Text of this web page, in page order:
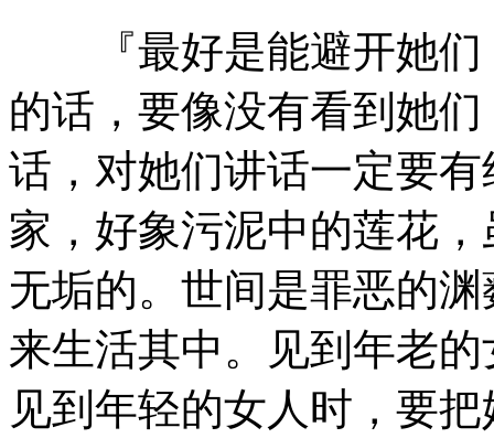
『最好是能避开她们
的话，要像没有看到她
话，对她们讲话一定要
家，好象污泥中的莲花
无垢的。世间是罪恶的
来生活其中。见到年老
见到年轻的女人时，要